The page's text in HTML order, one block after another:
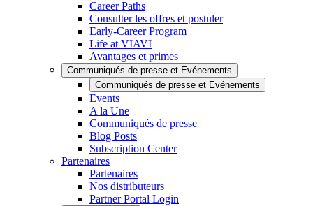
Career Paths
Consulter les offres et postuler
Early-Career Program
Life at VIAVI
Avantages et primes
Communiqués de presse et Evénements
Communiqués de presse et Evénements
Events
A la Une
Communiqués de presse
Blog Posts
Subscription Center
Partenaires
Partenaires
Nos distributeurs
Partner Portal Login